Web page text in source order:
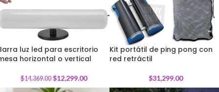
-14%
luz led para escritorio
horizontal o vertical
$14,369.00 $12,299.00
Kit portátil de ping pong con
red retráctil
$31,299.00